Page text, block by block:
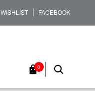
WISHLIST FACEBOOK
0